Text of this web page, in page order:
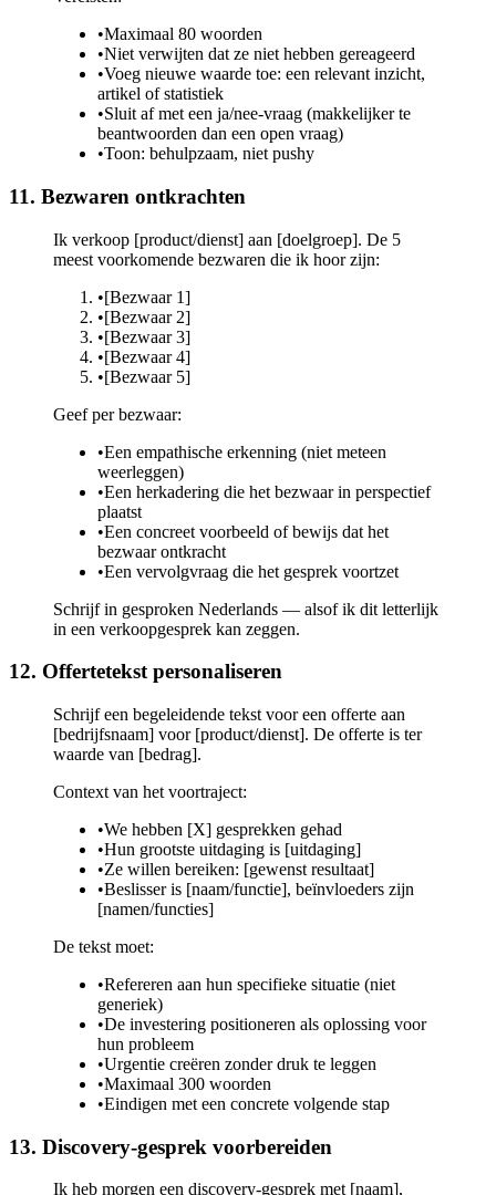
•Maximaal 80 woorden
•Niet verwijten dat ze niet hebben gereageerd
•Voeg nieuwe waarde toe: een relevant inzicht,
artikel of statistiek
•Sluit af met een ja/nee-vraag (makkelijker te
beantwoorden dan een open vraag)
•Toon: behulpzaam, niet pushy
11. Bezwaren ontkrachten
Ik verkoop [product/dienst] aan [doelgroep]. De 5
meest voorkomende bezwaren die ik hoor zijn:
•[Bezwaar 1]
•[Bezwaar 2]
•[Bezwaar 3]
•[Bezwaar 4]
•[Bezwaar 5]
Geef per bezwaar:
•Een empathische erkenning (niet meteen
weerleggen)
•Een herkadering die het bezwaar in perspectief
plaatst
•Een concreet voorbeeld of bewijs dat het
bezwaar ontkracht
•Een vervolgvraag die het gesprek voortzet
Schrijf in gesproken Nederlands — alsof ik dit letterlijk
in een verkoopgesprek kan zeggen.
12. Offertetekst personaliseren
Schrijf een begeleidende tekst voor een offerte aan
[bedrijfsnaam] voor [product/dienst]. De offerte is ter
waarde van [bedrag].
Context van het voortraject:
•We hebben [X] gesprekken gehad
•Hun grootste uitdaging is [uitdaging]
•Ze willen bereiken: [gewenst resultaat]
•Beslisser is [naam/functie], beïnvloeders zijn
[namen/functies]
De tekst moet:
•Refereren aan hun specifieke situatie (niet
generiek)
•De investering positioneren als oplossing voor
hun probleem
•Urgentie creëren zonder druk te leggen
•Maximaal 300 woorden
•Eindigen met een concrete volgende stap
13. Discovery-gesprek voorbereiden
Ik heb morgen een discovery-gesprek met [naam],